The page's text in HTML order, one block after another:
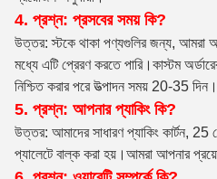
4. প্রশ্ন: প্রসবের সময় কি?
উত্তর: স্টকে থাকা পণ্যগুলির জন্য, আমরা
মধ্যে এটি প্রেরণ করতে পারি।কাস্টম
নিশ্চিত করার পরে উত্পাদন সময় 20-35 দিন।
5. প্রশ্ন: আপনার প্যাকিং কি?
উত্তর: আমাদের সাধারণ প্যাকিং কার্টন,
প্যালেটে বাল্ক করা হয়।আমরা আপনার